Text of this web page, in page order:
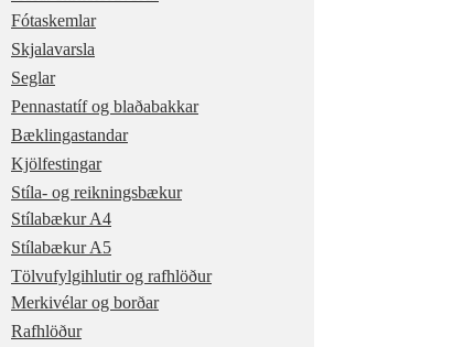
Fótaskemlar
Skjalavarsla
Seglar
Pennastatíf og blaðabakkar
Bæklingastandar
Kjölfestingar
Stíla- og reikningsbækur
Stílabækur A4
Stílabækur A5
Tölvufylgihlutir og rafhlöður
Merkivélar og borðar
Rafhlöður